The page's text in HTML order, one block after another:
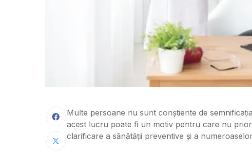
Multe persoane nu sunt conștiente de
acest lucru poate fi un motiv pentru care nu
clarificare a sănătății preventive și a